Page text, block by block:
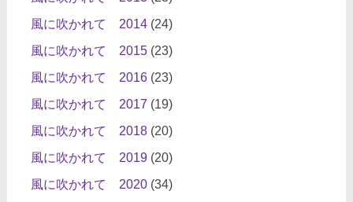
風に吹かれて 2014(24)
風に吹かれて 2015(23)
風に吹かれて 2016(23)
風に吹かれて 2017 (19)
風に吹かれて 2018(20)
風に吹かれて 2019(20)
風に吹かれて 2020(34)